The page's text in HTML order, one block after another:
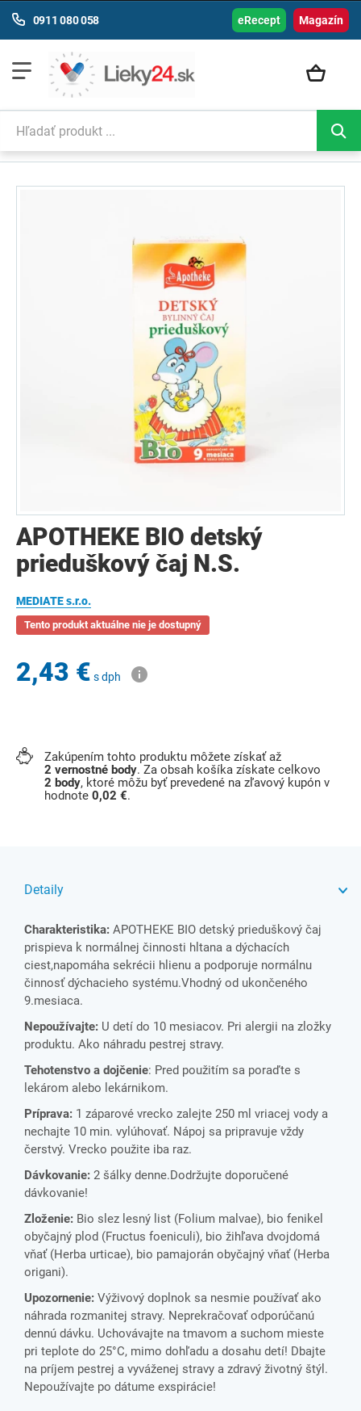
Magazín
0911 080 058 eRecept
APOTHEKE BIO detský
prieduškový čaj N.S.
MEDIATE s.r.o.
Tento produkt aktuálne nie je dostupný
2,43 € s dph
Zakúpením tohto produktu môžete získať až
2 vernostné body. Za obsah košíka získate celkovo
2 body, ktoré môžu byť prevedené na zľavový kupón v
hodnote 0,02 €.
Detaily
Charakteristika: APOTHEKE BIO detský prieduškový čaj
prispieva k normálnej činnosti hltana a dýchacích
ciest,napomáha sekrécii hlienu a podporuje normálnu
činnosť dýchacieho systému.Vhodný od ukončeného
9.mesiaca.
Nepoužívajte: U detí do 10 mesiacov. Pri alergii na zložky
produktu. Ako náhradu pestrej stravy.
Tehotenstvo a dojčenie: Pred použitím sa poraďte s
lekárom alebo lekárnikom.
Príprava: 1 záparové vrecko zalejte 250 ml vriacej vody a
nechajte 10 min. vylúhovať. Nápoj sa pripravuje vždy
čerstvý. Vrecko použite iba raz.
Dávkovanie: 2 šálky denne.Dodržujte doporučené
dávkovanie!
Zloženie: Bio slez lesný list (Folium malvae), bio fenikel
obyčajný plod (Fructus foeniculi), bio žihľava dvojdomá
vňať (Herba urticae), bio pamajorán obyčajný vňať (Herba
origani).
Upozornenie: Výživový doplnok sa nesmie používať ako
náhrada rozmanitej stravy. Neprekračovať odporúčanú
dennú dávku. Uchovávajte na tmavom a suchom mieste
pri teplote do 25°C, mimo dohľadu a dosahu detí! Dbajte
na príjem pestrej a vyváženej stravy a zdravý životný štýl.
Nepoužívajte po dátume exspirácie!